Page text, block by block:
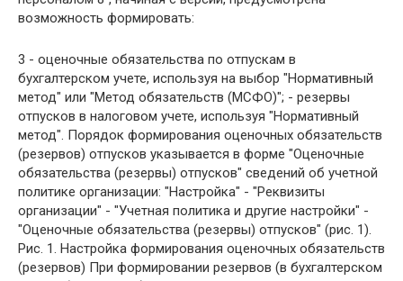
возможность формировать:
3 - оценочные обязательства по отпускам в
бухгалтерском учете, используя на выбор "Нормативный
метод" или "Метод обязательств (МСФО)"; - резервы
отпусков в налоговом учете, используя "Нормативный
метод". Порядок формирования оценочных обязательств
(резервов) отпусков указывается в форме "Оценочные
обязательства (резервы) отпусков" сведений об учетной
политике организации: "Настройка" - "Реквизиты
организации" - "Учетная политика и другие настройки" -
"Оценочные обязательства (резервы) отпусков" (рис. 1).
Рис. 1. Настройка формирования оценочных обязательств
(резервов) При формировании резервов (в бухгалтерском